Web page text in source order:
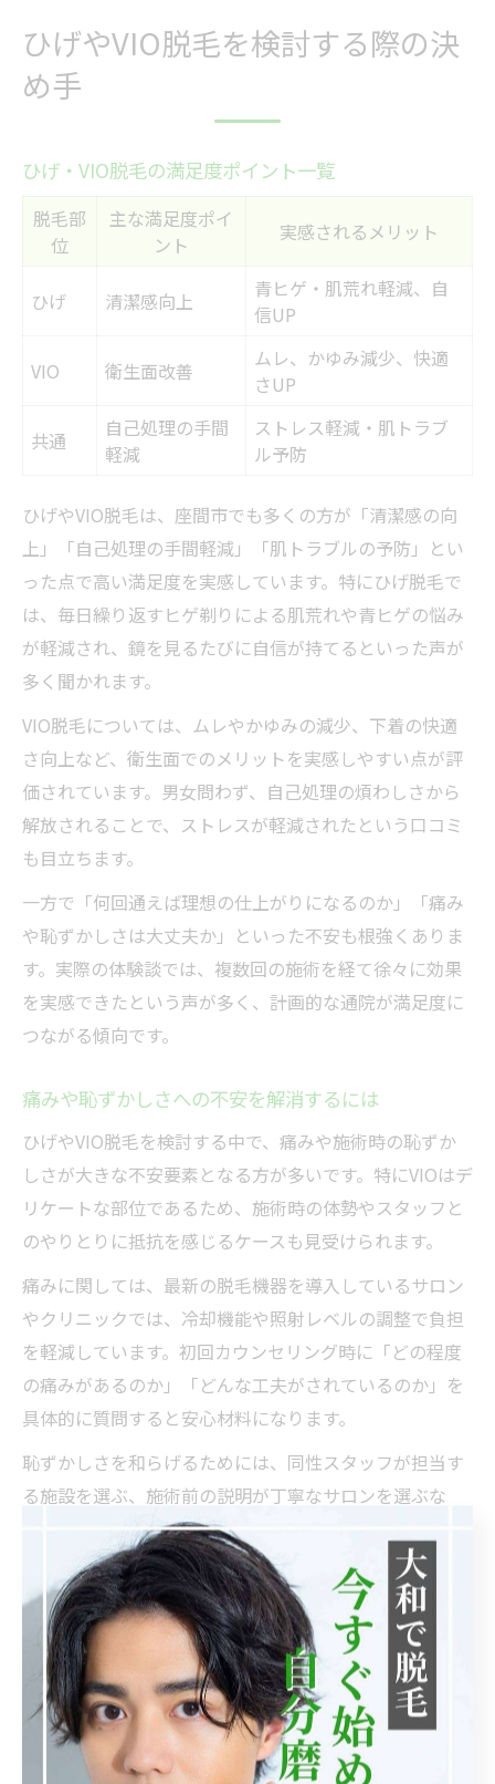
ひげやVIO脱毛を検討する際の決
め手
ひげ・VIO脱毛の満足度ポイント一覧
脱毛部
位
主な満足度ポイ
ント
実感されるメリット
ひげ 清潔感向上
青ヒゲ・肌荒れ軽減、自
信UP
VIO 衛生面改善
ムレ、かゆみ減少、快適
さUP
共通
自己処理の手間
軽減
ストレス軽減・肌トラブ
ル予防
ひげやVIO脱毛は、座間市でも多くの方が「清潔感の向
上」「自己処理の手間軽減」「肌トラブルの予防」とい
った点で高い満足度を実感しています。特にひげ脱毛で
は、毎日繰り返すヒゲ剃りによる肌荒れや青ヒゲの悩み
が軽減され、鏡を見るたびに自信が持てるといった声が
多く聞かれます。
VIO脱毛については、ムレやかゆみの減少、下着の快適
さ向上など、衛生面でのメリットを実感しやすい点が評
価されています。男女問わず、自己処理の煩わしさから
解放されることで、ストレスが軽減されたという口コミ
も目立ちます。
一方で「何回通えば理想の仕上がりになるのか」「痛み
や恥ずかしさは大丈夫か」といった不安も根強くありま
す。実際の体験談では、複数回の施術を経て徐々に効果
を実感できたという声が多く、計画的な通院が満足度に
つながる傾向です。
痛みや恥ずかしさへの不安を解消するには
ひげやVIO脱毛を検討する中で、痛みや施術時の恥ずか
しさが大きな不安要素となる方が多いです。特にVIOはデ
リケートな部位であるため、施術時の体勢やスタッフと
のやりとりに抵抗を感じるケースも見受けられます。
痛みに関しては、最新の脱毛機器を導入しているサロン
やクリニックでは、冷却機能や照射レベルの調整で負担
を軽減しています。初回カウンセリング時に「どの程度
の痛みがあるのか」「どんな工夫がされているのか」を
具体的に質問すると安心材料になります。
恥ずかしさを和らげるためには、同性スタッフが担当す
る施設を選ぶ、施術前の説明が丁寧なサロンを選ぶな
ど、事前の情報収集が効果的です。実際に「スタッフの
配慮で安心して受けられた」という利用者の声もあるた
め、口コミや体験談を参考にすることが失敗防止のポイ
ントです。
脱毛を始める前に押さえたい判断基準
基準項目 推奨目安
ポイント